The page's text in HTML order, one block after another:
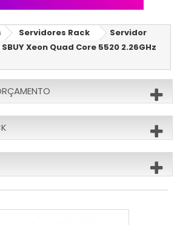
Servidores Rack
Servidor
Xeon Quad Core 5520 2.26GHz